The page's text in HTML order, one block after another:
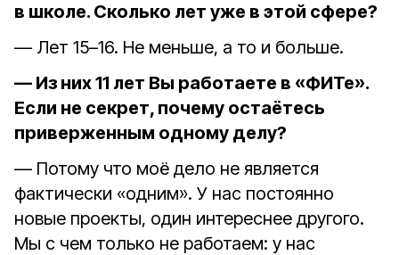
в школе. Сколько лет уже в этой сфере?
— Лет 15–16. Не меньше, а то и больше.
— Из них 11 лет Вы работаете в «ФИТе».
Если не секрет, почему остаётесь
приверженным одному делу?
— Потому что моё дело не является
фактически «одним». У нас постоянно
новые проекты, один интереснее другого.
Мы с чем только не работаем: у нас